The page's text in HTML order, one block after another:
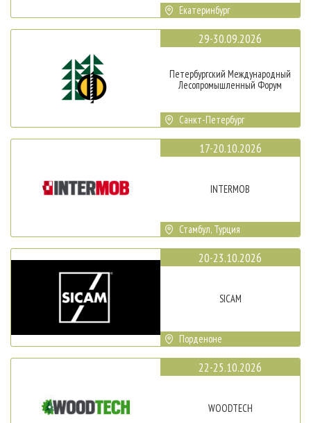
Екатеринбург
29-30.09.2026
Петербургский Международный
Лесопромышленный Форум
Санкт-Петербург
17-20.10.2026
INTERMOB
Стамбул, Турция
20-23.10.2026
SICAM
Порденоне
22-25.10.2026
WOODTECH